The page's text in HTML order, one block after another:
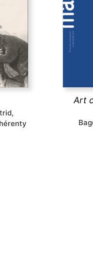
prix
et
du XIX
Art
Quelles
art
A
des
l’usage